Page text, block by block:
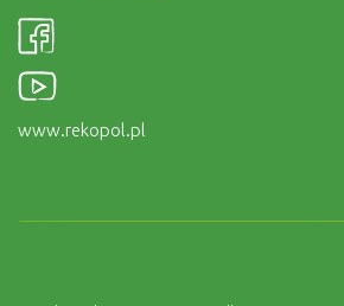
www.rekopol.pl